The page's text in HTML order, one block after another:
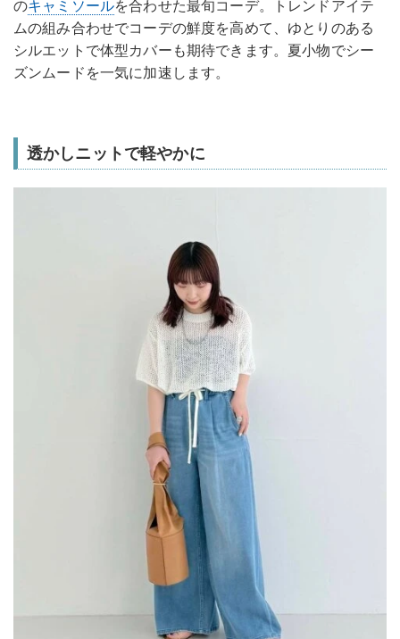
のキャミソールを合わせた最旬コーデ。トレンドアイテ
ムの組み合わせでコーデの鮮度を高めて、ゆとりのある
シルエットで体型カバーも期待できます。夏小物でシー
ズンムードを一気に加速します。
透かしニットで軽やかに